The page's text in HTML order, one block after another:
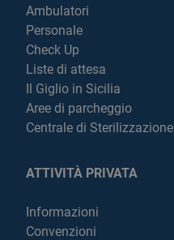
Ambulatori
Personale
Check Up
Liste di attesa
Il Giglio in Sicilia
Aree di parcheggio
Centrale di Sterilizzazione
ATTIVITÀ PRIVATA
Informazioni
Convenzioni